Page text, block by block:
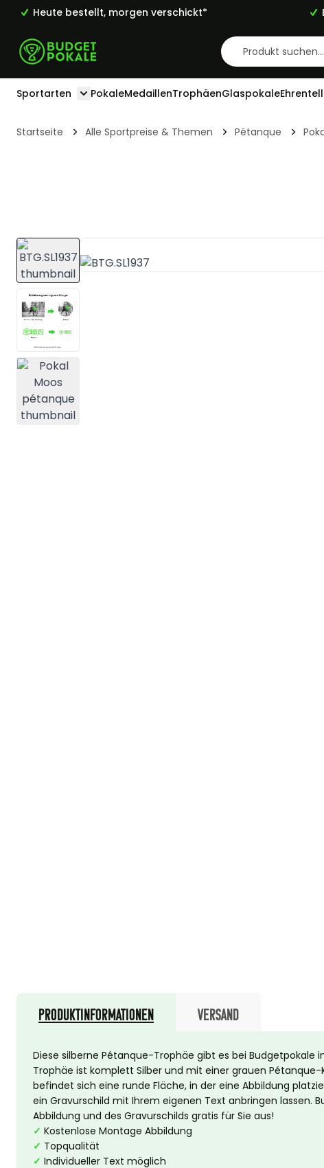
Heute bestellt, morgen verschickt*
Sportarten Toggle submenu for Sportarten
PokaleMedaillenTrophäenGlaspokale
Startseite Alle Sportpreise & Themen Pétanque
View larger image
View larger image
View larger image
Diese silberne Pétanque-Trophäe gibt es bei Budgetpokale
Trophäe ist komplett Silber und mit einer grauen
befindet sich eine runde Fläche, in der eine Abbildung
ein Gravurschild mit Ihrem eigenen Text anbringen lassen.
Abbildung und des Gravurschilds gratis für Sie aus!
✓ Kostenlose Montage Abbildung
✓ Topqualität
✓ Individueller Text möglich
Produktinformationen Versand